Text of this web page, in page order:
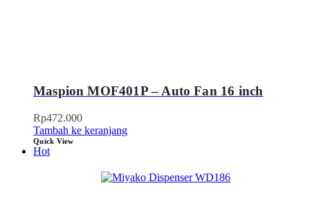
Maspion MOF401P – Auto Fan 16 inch
Rp472.000
Tambah ke keranjang
Quick View
Hot